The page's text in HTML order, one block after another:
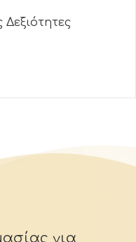
Δεξιότητες
για